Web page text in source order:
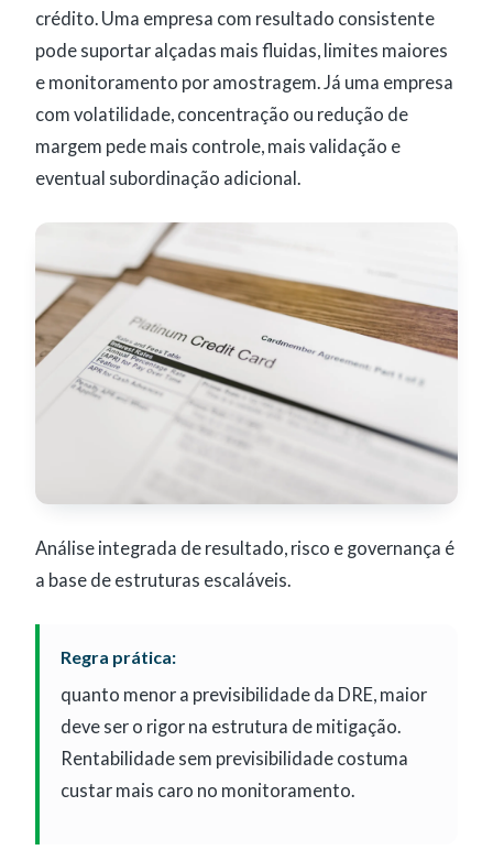
crédito. Uma empresa com resultado consistente
pode suportar alçadas mais fluidas, limites maiores
e monitoramento por amostragem. Já uma empresa
com volatilidade, concentração ou redução de
margem pede mais controle, mais validação e
eventual subordinação adicional.
Análise integrada de resultado, risco e governança é
a base de estruturas escaláveis.
Regra prática:
quanto menor a previsibilidade da DRE, maior
deve ser o rigor na estrutura de mitigação.
Rentabilidade sem previsibilidade costuma
custar mais caro no monitoramento.